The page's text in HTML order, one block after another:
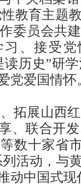
教育主题
委员会共
习、接受
读历史”研
党爱国情怀
拓展山西
、联合开
数十家省
列活动，与
动中国式